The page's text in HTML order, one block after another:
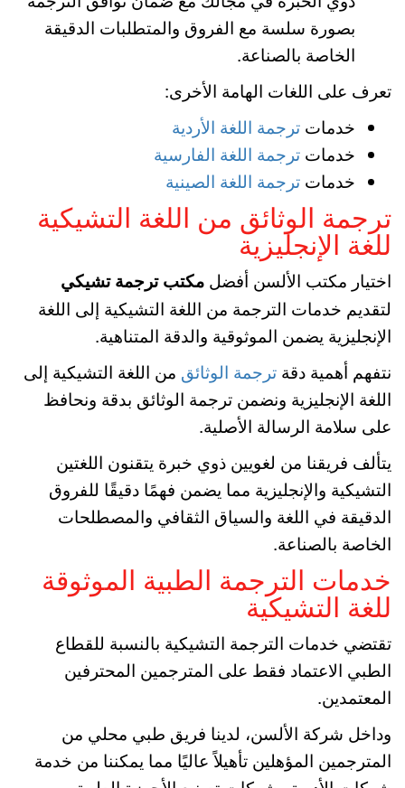
بصورة سلسة مع الفروق والمتطلبات الدقيقة
الخاصة بالصناعة.
تعرف على اللغات الهامة الأخرى:
خدمات ترجمة اللغة الأردية
خدمات ترجمة اللغة الفارسية
خدمات ترجمة اللغة الصينية
ترجمة الوثائق من اللغة التشيكية
للغة الإنجليزية
اختيار مكتب الألسن أفضل مكتب ترجمة تشيكي
لتقديم خدمات الترجمة من اللغة التشيكية إلى اللغة
الإنجليزية يضمن الموثوقية والدقة المتناهية.
نتفهم أهمية دقة ترجمة الوثائق من اللغة التشيكية إلى
اللغة الإنجليزية ونضمن ترجمة الوثائق بدقة ونحافظ
على سلامة الرسالة الأصلية.
يتألف فريقنا من لغويين ذوي خبرة يتقنون اللغتين
التشيكية والإنجليزية مما يضمن فهمًا دقيقًا للفروق
الدقيقة في اللغة والسياق الثقافي والمصطلحات
الخاصة بالصناعة.
خدمات الترجمة الطبية الموثوقة
للغة التشيكية
تقتضي خدمات الترجمة التشيكية بالنسبة للقطاع
الطبي الاعتماد فقط على المترجمين المحترفين
المعتمدين.
وداخل شركة الألسن، لدينا فريق طبي محلي من
المترجمين المؤهلين تأهيلاً عاليًا مما يمكننا من خدمة